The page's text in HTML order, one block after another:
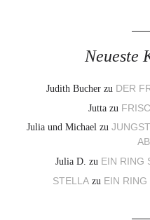
Neueste
Judith Bucherzu DER
Juttazu
Julia und Michael zu
Julia D. zu EIN RING
STELLAzu EIN